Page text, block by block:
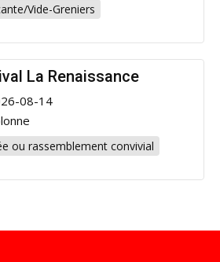
Vide-Greniers
La Renaissance
08-14
ou rassemblement convivial